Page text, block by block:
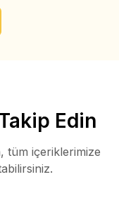
Edin
tüm içeriklerimize